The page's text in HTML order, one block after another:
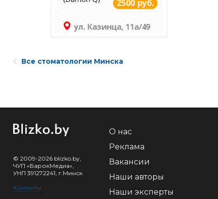
Все стоматологии Минска
© 2009-2026 blizko.by,
ЧУП «БарокМедиа»,
УНП 391272241, г.Минск
Контакты
О нас
Реклама
Вакансии
Наши авторы
Наши эксперты